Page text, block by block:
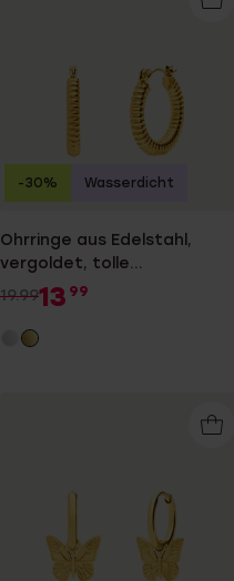
Ohrringe aus Edelstahl,
vergoldet, tolle
Verarbeitung
19.9913 99
-30% Wasserdicht